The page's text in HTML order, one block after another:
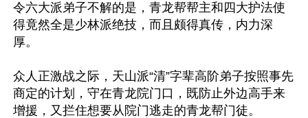
令六大派弟子不解的是，青龙帮帮主和四大护法使
得竟然全是少林派绝技，而且颇得真传，内力深
厚。
众人正激战之际，天山派“清”字辈高阶弟子按照事先
商定的计划，守在青龙院门口，既防止外边高手来
增援，又拦住想要从院门逃走的青龙帮门徒。